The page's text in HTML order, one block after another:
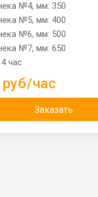
№4, мм: 350
№5, мм: 400
№6, мм: 500
№7, мм: 650
час
час
Заказать